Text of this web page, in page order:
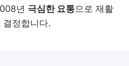
년 극심한 요통으로 재활
결정합니다.